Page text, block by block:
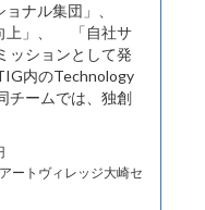
ョナル集団」、
上」、 「自社サ
ッションとして発
内のTechnology
チームでは、独創
ートヴィレッジ大崎セ